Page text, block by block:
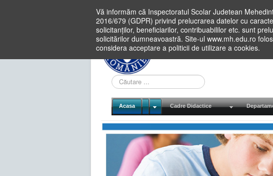
Vă informăm că Inspectoratul Scolar Judetean
2016/679 (GDPR) privind prelucrarea datelor cu
solicitanților, beneficiarilor, contribuabililor etc. sunt
solicitărilor dumneavoastră. Site-ul www.mh.edu.ro
considera acceptare a politicii de utilizare a cookies.
Cauta
in
site
Acasa Cadre Didactice